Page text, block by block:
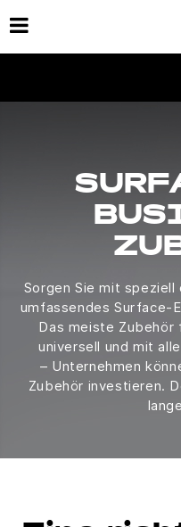
Sorgen Sie mit
umfassendes Surface-
Das meiste Zubehör
universell und mit
– Unternehmen
Zubehör investieren.